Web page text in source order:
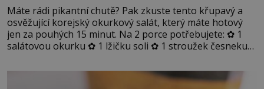
Máte rádi pikantní chutě? Pak zkuste tento křupavý a
osvěžující korejský okurkový salát, který máte hotový
jen za pouhých 15 minut. Na 2 porce potřebujete: ✿ 1
salátovou okurku ✿ 1 lžičku soli ✿ 1 stroužek česneku
sezamového oleje ✿ 1 lžičku chilli ✿ 1 lžičku cukru ✿ 1
jarní cibulku ✿ 1 lžíci sezamových semínek